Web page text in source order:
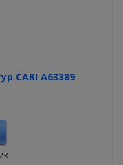
CARI A63389